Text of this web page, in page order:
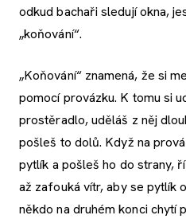
odkud bachaři sledují okna,
„koňování“.
„Koňování“ znamená, že si
pomocí provázku. K tomu si
prostěradlo, uděláš z něj
pošleš to dolů. Když na
pytlík a pošleš ho do strany,
až zafouká vítr, aby se pytlík
někdo na druhém konci chytí